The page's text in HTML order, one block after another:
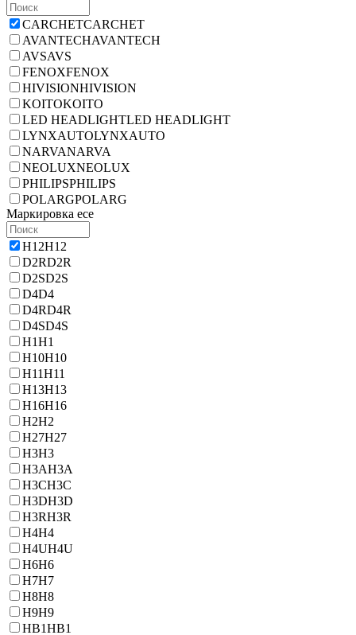
CARCHETCARCHET
AVANTECHAVANTECH
AVSAVS
FENOXFENOX
HIVISIONHIVISION
KOITOKOITO
LED HEADLIGHTLED HEADLIGHT
LYNXAUTOLYNXAUTO
NARVANARVA
NEOLUXNEOLUX
PHILIPSPHILIPS
POLARGPOLARG
Маркировка ece
H12H12
D2RD2R
D2SD2S
D4D4
D4RD4R
D4SD4S
H1H1
H10H10
H11H11
H13H13
H16H16
H2H2
H27H27
H3H3
H3AH3A
H3CH3C
H3DH3D
H3RH3R
H4H4
H4UH4U
H6H6
H7H7
H8H8
H9H9
HB1HB1